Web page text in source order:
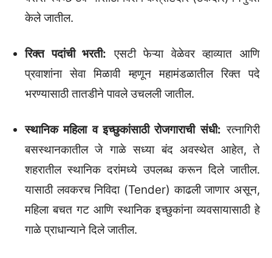
केले जातील.
रिक्त पदांची भरती: एसटी फेऱ्या वेळेवर व्हाव्यात आणि
प्रवाशांना सेवा मिळावी म्हणून महामंडळातील रिक्त पदे
भरण्यासाठी तातडीने पावले उचलली जातील.
स्थानिक महिला व इच्छुकांसाठी रोजगाराची संधी: रत्नागिरी
बसस्थानकातील जे गाळे सध्या बंद अवस्थेत आहेत, ते
शहरातील स्थानिक दरांमध्ये उपलब्ध करून दिले जातील.
यासाठी लवकरच निविदा (Tender) काढली जाणार असून,
महिला बचत गट आणि स्थानिक इच्छुकांना व्यवसायासाठी हे
गाळे प्राधान्याने दिले जातील.